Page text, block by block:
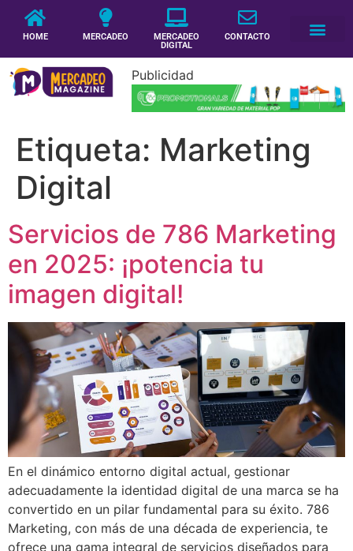
HOME MERCADEO
MERCADEO
DIGITAL
CONTACTO
Publicidad
Etiqueta: Marketing
Digital
Servicios de 786 Marketing
en 2025: ¡potencia tu
imagen digital!
En el dinámico entorno digital actual, gestionar
adecuadamente la identidad digital de una marca se ha
convertido en un pilar fundamental para su éxito. 786
Marketing, con más de una década de experiencia, te
ofrece una gama integral de servicios diseñados para